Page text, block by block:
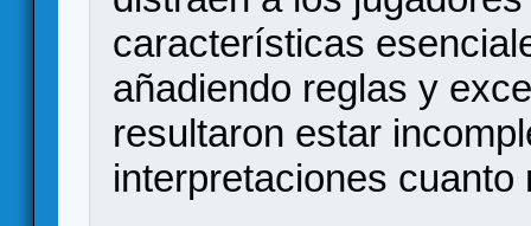
características
añadiendo reglas y
resultaron estar
interpretaciones